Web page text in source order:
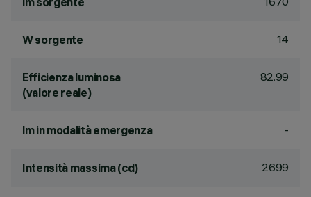
W sorgente 14
Efficienza luminosa
(valore reale)
82.99
lm in modalità emergenza -
Intensità massima (cd) 2699